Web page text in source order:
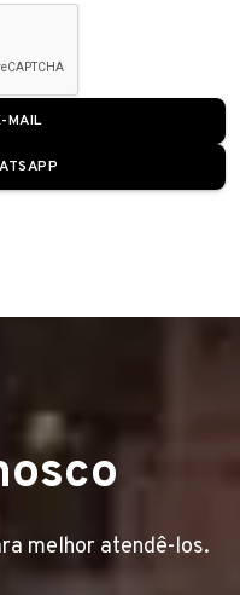
MAIL
melhor atendê-los.